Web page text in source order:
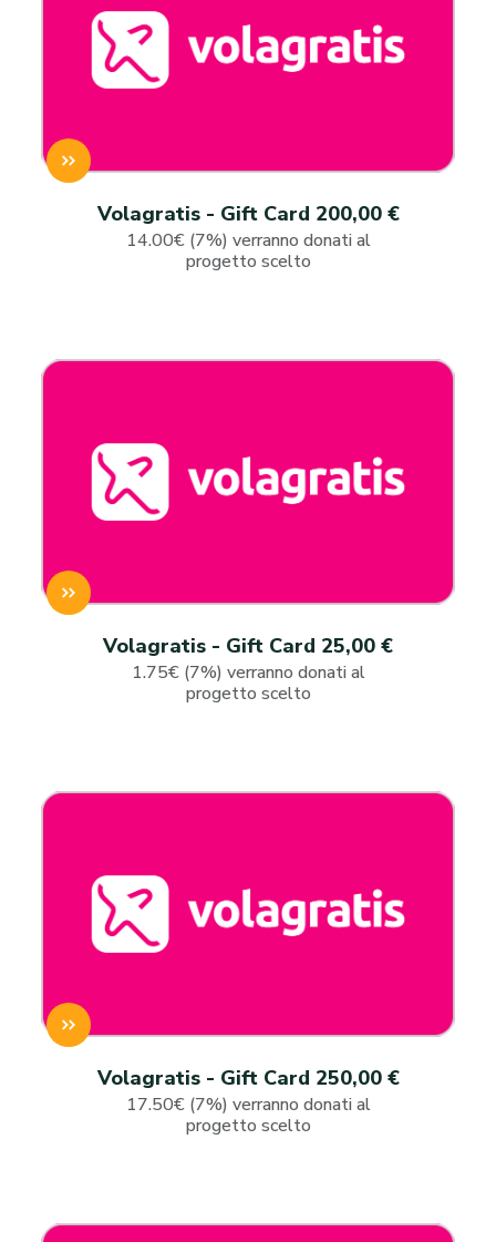
Volagratis - Gift Card 200,00 €
14.00€ (7%) verranno donati al
progetto scelto
Volagratis - Gift Card 25,00 €
1.75€ (7%) verranno donati al
progetto scelto
Volagratis - Gift Card 250,00 €
17.50€ (7%) verranno donati al
progetto scelto